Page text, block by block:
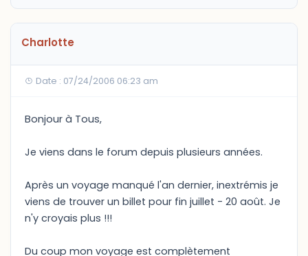
Charlotte
Date : 07/24/2006 06:23 am
Bonjour à Tous,
Je viens dans le forum depuis plusieurs années.
Après un voyage manqué l'an dernier, inextrémis je
viens de trouver un billet pour fin juillet - 20 août. Je
n'y croyais plus !!!
Du coup mon voyage est complètement